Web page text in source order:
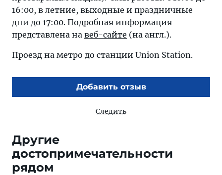
16:00, в летние, выходные и праздничные
дни до 17:00. Подробная информация
представлена на веб-сайте (на англ.).
Проезд на метро до станции Union Station.
Добавить отзыв
Следить
Другие
достопримечательности
рядом